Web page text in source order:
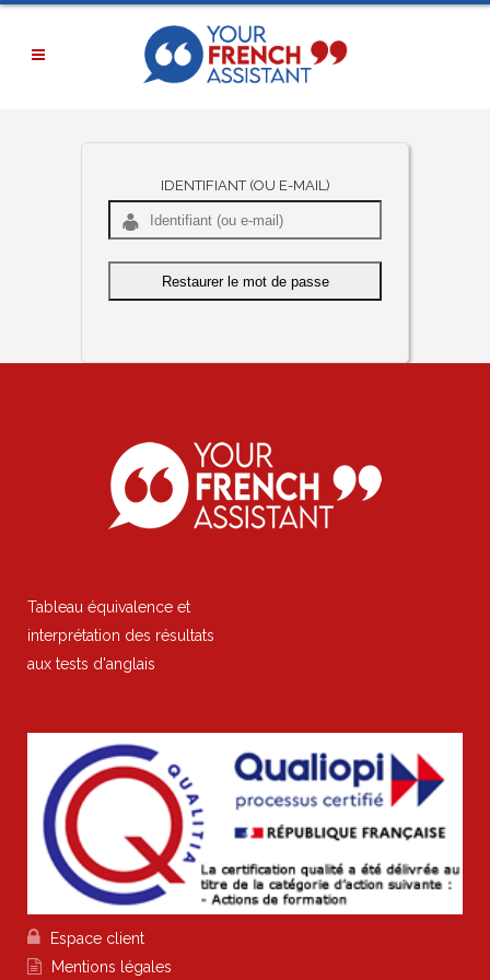
IDENTIFIANT (OU E-MAIL)
Tableau équivalence et
interprétation des résultats
aux tests d'anglais
 Espace client
 Mentions légales